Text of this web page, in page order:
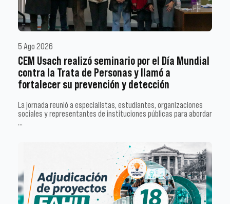
5 Ago 2026
CEM Usach realizó seminario por el Día Mundial
contra la Trata de Personas y llamó a
fortalecer su prevención y detección
La jornada reunió a especialistas, estudiantes, organizaciones
sociales y representantes de instituciones públicas para abordar
…